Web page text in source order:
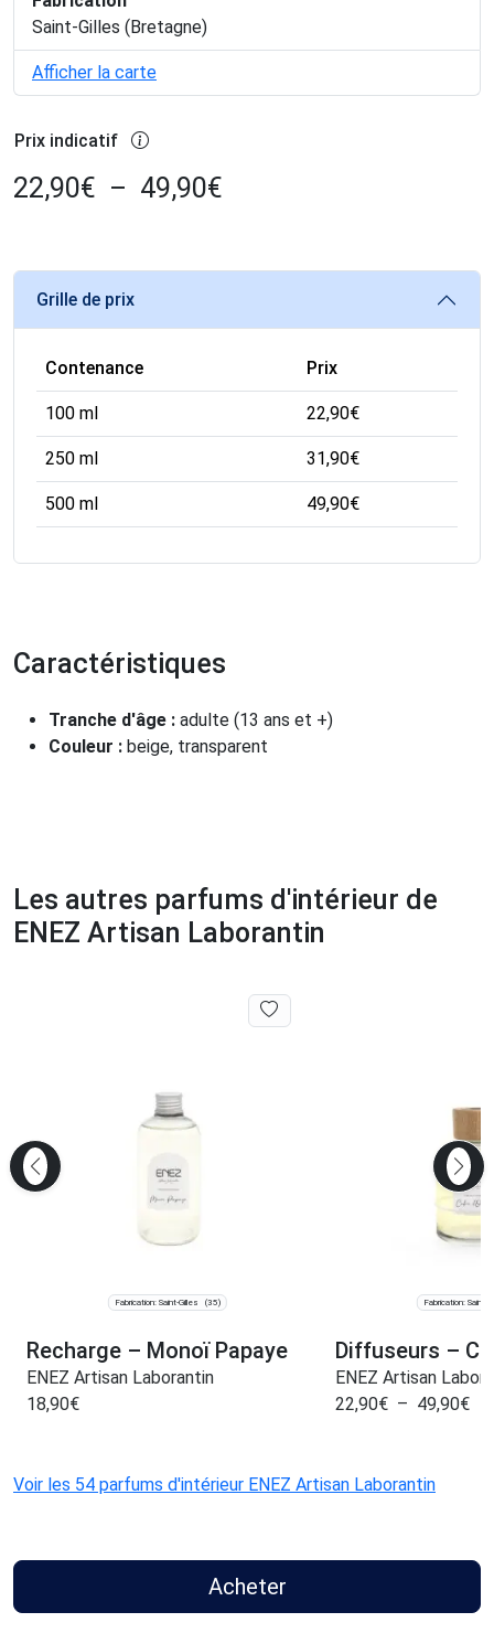
Saint-Gilles (Bretagne)
Afficher la carte
Prix indicatif
22,90€ – 49,90€
Grille de prix
Contenance Prix
100 ml 22,90€
250 ml 31,90€
500 ml 49,90€
Caractéristiques
Tranche d'âge : adulte (13 ans et +)
Couleur : beige, transparent
Les autres parfums d'intérieur de
ENEZ Artisan Laborantin
Fabrication: Saint-Gilles (35)
Recharge – Monoï Papaye
ENEZ Artisan Laborantin
18,90€
Fabrication: Saint-
Diffuseurs –
ENEZ Artisan
22,90€ – 49,90€
Voir les 54 parfums d'intérieur ENEZ Artisan Laborantin
Acheter